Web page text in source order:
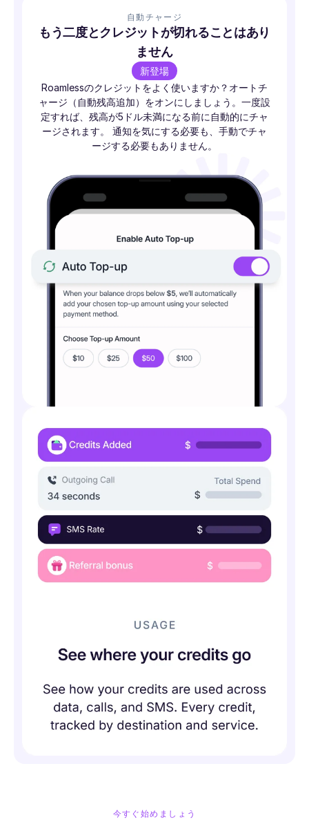
自動チャージ
もう二度とクレジットが切れることはあり
ません
新登場
Roamlessのクレジットをよく使いますか？オートチ
ャージ（自動残高追加）をオンにしましょう。一度設
定すれば、残高が5ドル未満になる前に自動的にチャ
ージされます。 通知を気にする必要も、手動でチャ
ージする必要もありません。
今すぐ始めましょう